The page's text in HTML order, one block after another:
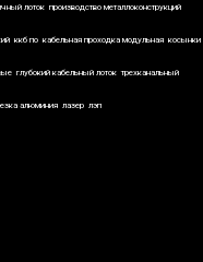
лоток производство металлоконструкций
ккб по кабельная проходка модульная косынки
глубокий кабельный лоток трехканальный
алюминия лазер лэп